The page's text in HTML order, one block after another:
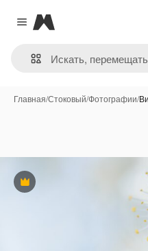
Close menu
Magnific
Главная/Стоковый/Фотографии/
Премиум